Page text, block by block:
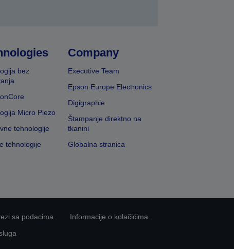
bez
Micro Piezo
tehnologije
tehnologije
Company
Executive Team
Epson Europe Electronics
Digigraphie
Štampanje direktno na
tkanini
Globalna stranica
sa podacima
Informacije o kolačićima